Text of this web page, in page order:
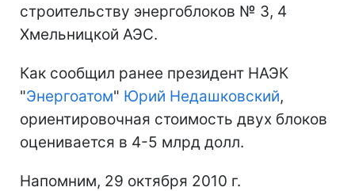
строительству энергоблоков № 3, 4
Хмельницкой АЭС.
Как сообщил ранее президент НАЭК
"Энергоатом" Юрий Недашковский,
ориентировочная стоимость двух блоков
оценивается в 4-5 млрд долл.
Напомним, 29 октября 2010 г.